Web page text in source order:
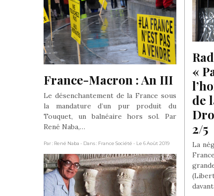
«
de
2/5
La
France-Macron : An III
Le désenchantement de la France sous
la mandature d’un pur produit du
Touquet, un balnéaire hors sol. Par
René Naba,…
Par : René Naba - Dans : France Société - Le 6 Août 2019